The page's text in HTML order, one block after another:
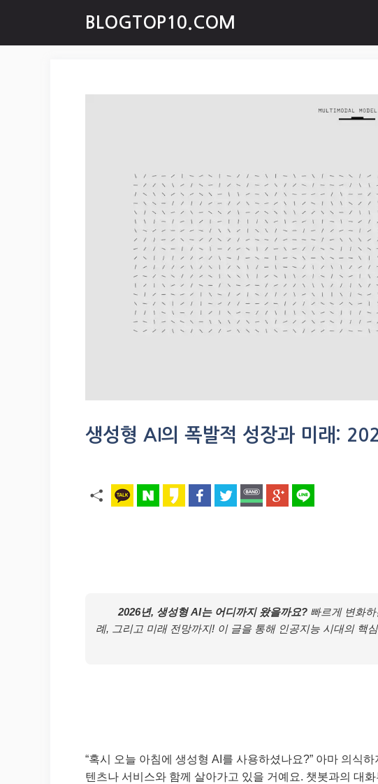
content
BLOGTOP10.COM
생성형 AI의 폭발적 성장과 미래:
2026년, 생성형 AI는 어디까지 왔을까요? 빠르게 변화
례, 그리고 미래 전망까지! 이 글을 통해 인공지능 시대의 핵
“혹시 오늘 아침에 생성형 AI를 사용하셨나요?” 아마 의식
텐츠나 서비스와 함께 살아가고 있을 거예요. 챗봇과의 대